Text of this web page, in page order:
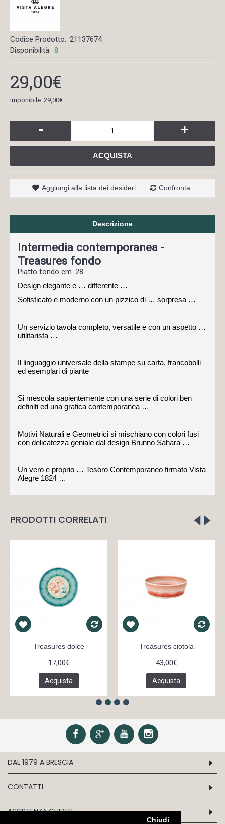
Chiudi
Codice Prodotto: 21137674
Disponibilità: 8
29,00€
Imponibile: 29,00€
- +
ACQUISTA
Aggiungi alla lista dei desideri Confronta
Descrizione
Intermedia contemporanea -
Treasures fondo
Piatto fondo cm. 28
Design elegante e … differente …
Sofisticato e moderno con un pizzico di … sorpresa …
Un servizio tavola completo, versatile e con un aspetto …
utilitarista …
Il linguaggio universale della stampe su carta, francobolli
ed esemplari di piante
Si mescola sapientemente con una serie di colori ben
definiti ed una grafica contemporanea …
Motivi Naturali e Geometrici si mischiano con colori fusi
con delicatezza geniale dal design Brunno Sahara …
Un vero e proprio … Tesoro Contemporaneo firmato Vista
Alegre 1824 …
PRODOTTI CORRELATI
Treasures dolce
17,00€
Acquista
Treasures ciotola
43,00€
Acquista
DAL 1979 A BRESCIA
CONTATTI
ASSISTENZA CLIENTI